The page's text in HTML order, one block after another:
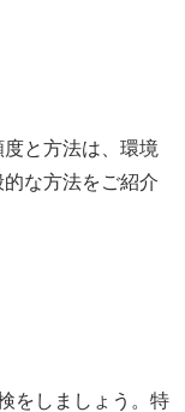
と方法は、環境
な方法をご紹介
をしましょう。特